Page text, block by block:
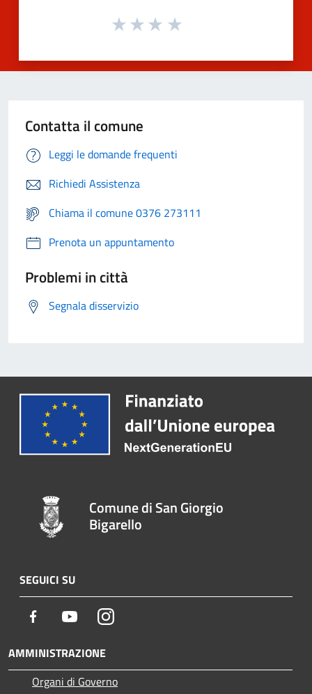
Contatta il comune
Leggi le domande frequenti
Richiedi Assistenza
Chiama il comune 0376 273111
Prenota un appuntamento
Problemi in città
Segnala disservizio
Comune di San Giorgio
Bigarello
SEGUICI SU
Facebook YoutubeInstagram
AMMINISTRAZIONE
Organi di Governo